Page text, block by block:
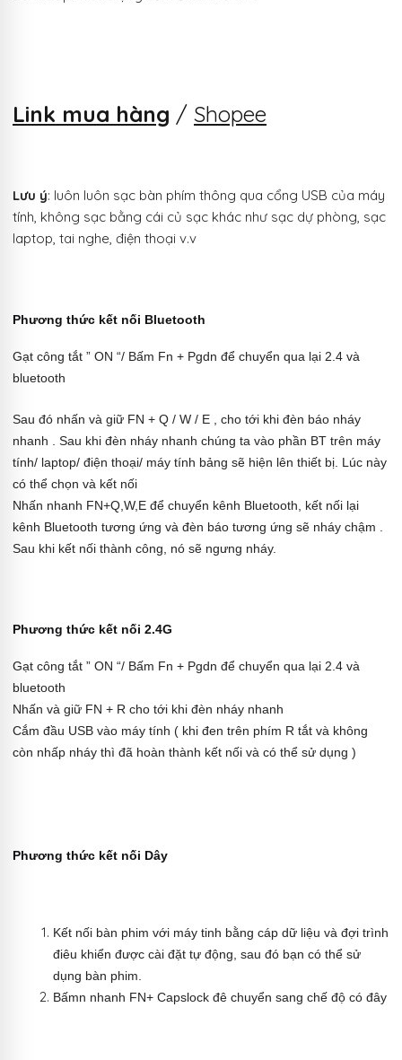
Link mua hàng / Shopee
Lưu ý: luôn luôn sạc bàn phím thông qua cổng USB của máy
tính, không sạc bằng cái củ sạc khác như sạc dự phòng, sạc
laptop, tai nghe, điện thoại v.v
Phương thức kết nối Bluetooth
Gạt công tắt ” ON “/ Bấm Fn + Pgdn để chuyển qua lại 2.4 và
bluetooth
Sau đó nhấn và giữ FN + Q / W / E , cho tới khi đèn báo nháy
nhanh . Sau khi đèn nháy nhanh chúng ta vào phần BT trên máy
tính/ laptop/ điện thoại/ máy tính bảng sẽ hiện lên thiết bị. Lúc này
có thể chọn và kết nối
Nhấn nhanh FN+Q,W,E để chuyển kênh Bluetooth, kết nối lại
kênh Bluetooth tương ứng và đèn báo tương ứng sẽ nháy chậm .
Sau khi kết nối thành công, nó sẽ ngưng nháy.
Phương thức kết nối 2.4G
Gạt công tắt ” ON “/ Bấm Fn + Pgdn để chuyển qua lại 2.4 và
bluetooth
Nhấn và giữ FN + R cho tới khi đèn nháy nhanh
Cắm đầu USB vào máy tính ( khi đen trên phím R tắt và không
còn nhấp nháy thì đã hoàn thành kết nối và có thể sử dụng )
Phương thức kết nối Dây
Kết nối bàn phim với máy tinh bằng cáp dữ liệu và đợi trình
điêu khiển được cài đặt tự động, sau đó bạn có thể sử
dụng bàn phim.
Bấmn nhanh FN+ Capslock đê chuyển sang chế độ có đây